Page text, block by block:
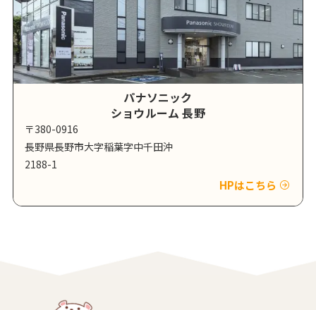
パナソニック
ショウルーム 長野
〒380-0916
長野県長野市大字稲葉字中千田沖
2188-1
HPはこちら